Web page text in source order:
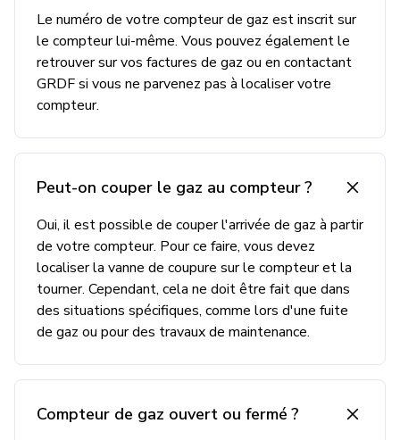
Le numéro de votre compteur de gaz est inscrit sur
le compteur lui-même. Vous pouvez également le
retrouver sur vos factures de gaz ou en contactant
GRDF si vous ne parvenez pas à localiser votre
compteur.
Peut-on couper le gaz au compteur ?
Oui, il est possible de couper l'arrivée de gaz à partir
de votre compteur. Pour ce faire, vous devez
localiser la vanne de coupure sur le compteur et la
tourner. Cependant, cela ne doit être fait que dans
des situations spécifiques, comme lors d'une fuite
de gaz ou pour des travaux de maintenance.
Compteur de gaz ouvert ou fermé ?